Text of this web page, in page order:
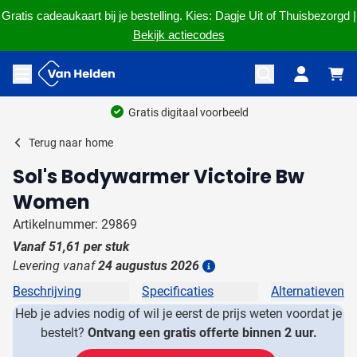
Gratis cadeaukaart bij je bestelling. Kies: Dagje Uit of Thuisbezorgd |
Bekijk actiecodes
Ga naar de inhoud
Menu openen
Gratis digitaal voorbeeld
Terug naar home
Sol's Bodywarmer Victoire Bw
Women
Artikelnummer: 29869
Vanaf51,61 per stuk
Levering vanaf24 augustus 2026
Beschrijving Specificaties
Alternatieven
Heb je advies nodig of wil je eerst de prijs weten voordat je
bestelt? Ontvang een gratis offerte binnen 2 uur.